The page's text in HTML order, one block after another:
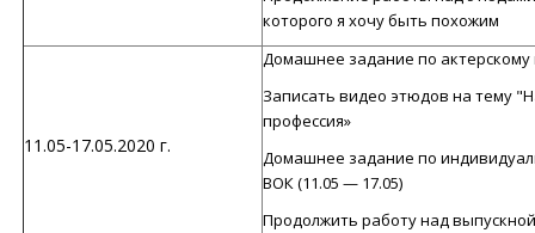
которого я хочу быть похожим
11.05-17.05.2020 г.
Домашнее задание по актерскому
Записать видео этюдов на тему
профессия»
Домашнее задание по
ВОК (11.05 — 17.05)
Продолжить работу над